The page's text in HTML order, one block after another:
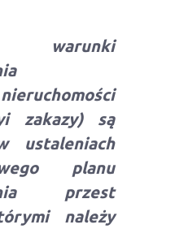
warunki
zakazy) są
ustaleniach
planu
przest
należy